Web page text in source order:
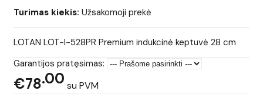
Turimas kiekis: Užsakomoji prekė
LOTAN LOT-I-528PR Premium indukcinė keptuvė 28 cm
Garantijos pratęsimas:
€78 00 su PVM